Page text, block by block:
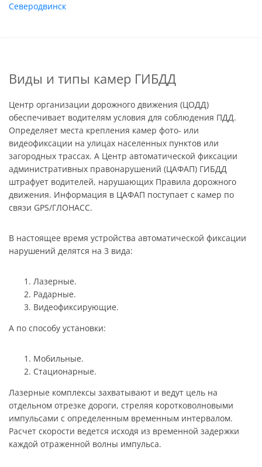
Северодвинск
Виды и типы камер ГИБДД
Центр организации дорожного движения (ЦОДД)
обеспечивает водителям условия для соблюдения ПДД.
Определяет места крепления камер фото- или
видеофиксации на улицах населенных пунктов или
загородных трассах. А Центр автоматической фиксации
административных правонарушений (ЦАФАП) ГИБДД
штрафует водителей, нарушающих Правила дорожного
движения. Информация в ЦАФАП поступает с камер по
связи GPS/ГЛОНАСС.
В настоящее время устройства автоматической фиксации
нарушений делятся на 3 вида:
Лазерные.
Радарные.
Видеофиксирующие.
А по способу установки:
Мобильные.
Стационарные.
Лазерные комплексы захватывают и ведут цель на
отдельном отрезке дороги, стреляя коротковолновыми
импульсами с определенным временным интервалом.
Расчет скорости ведется исходя из временной задержки
каждой отраженной волны импульса.